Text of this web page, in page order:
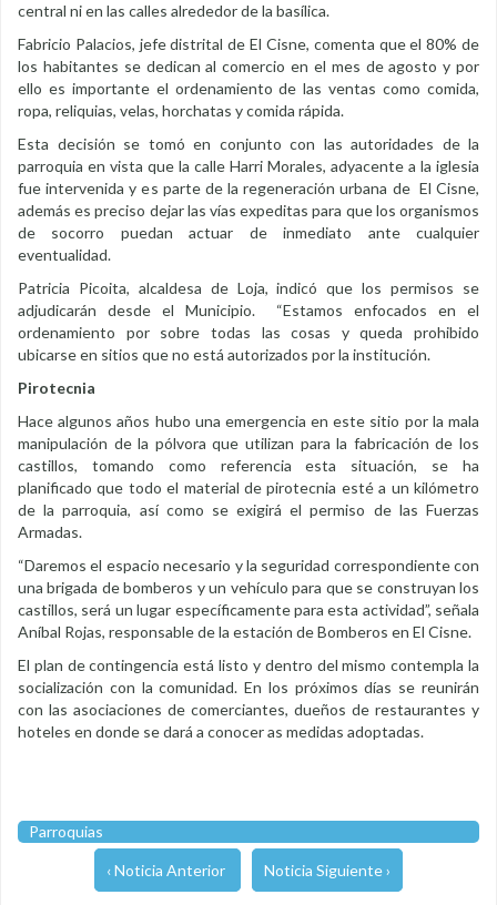
central ni en las calles alrededor de la basílica.
Fabricio Palacios, jefe distrital de El Cisne, comenta que el 80% de
los habitantes se dedican al comercio en el mes de agosto y por
ello es importante el ordenamiento de las ventas como comida,
ropa, reliquias, velas, horchatas y comida rápida.
Esta decisión se tomó en conjunto con las autoridades de la
parroquia en vista que la calle Harri Morales, adyacente a la iglesia
fue intervenida y es parte de la regeneración urbana de El Cisne,
además es preciso dejar las vías expeditas para que los organismos
de socorro puedan actuar de inmediato ante cualquier
eventualidad.
Patricia Picoita, alcaldesa de Loja, indicó que los permisos se
adjudicarán desde el Municipio. “Estamos enfocados en el
ordenamiento por sobre todas las cosas y queda prohibido
ubicarse en sitios que no está autorizados por la institución.
Pirotecnia
Hace algunos años hubo una emergencia en este sitio por la mala
manipulación de la pólvora que utilizan para la fabricación de los
castillos, tomando como referencia esta situación, se ha
planificado que todo el material de pirotecnia esté a un kilómetro
de la parroquia, así como se exigirá el permiso de las Fuerzas
Armadas.
“Daremos el espacio necesario y la seguridad correspondiente con
una brigada de bomberos y un vehículo para que se construyan los
castillos, será un lugar específicamente para esta actividad”, señala
Aníbal Rojas, responsable de la estación de Bomberos en El Cisne.
El plan de contingencia está listo y dentro del mismo contempla la
socialización con la comunidad. En los próximos días se reunirán
con las asociaciones de comerciantes, dueños de restaurantes y
hoteles en donde se dará a conocer as medidas adoptadas.
Parroquias
‹ Noticia Anterior Noticia Siguiente ›